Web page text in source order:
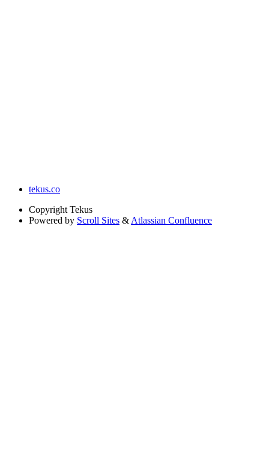
tekus.co
Copyright Tekus
Powered by Scroll Sites & Atlassian Confluence